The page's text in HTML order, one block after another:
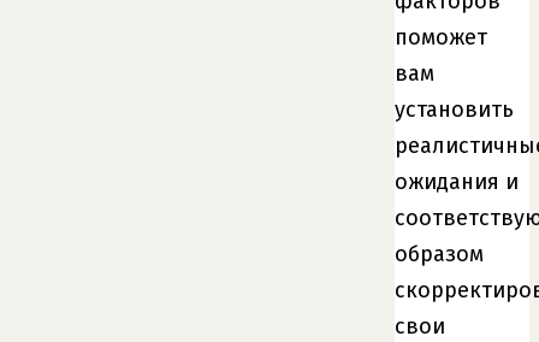
поможет
вам
установить
ожидания и
образом
свои